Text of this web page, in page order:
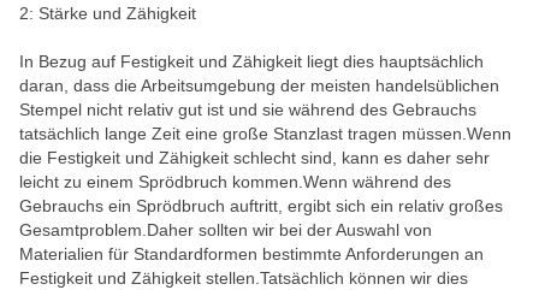
2: Stärke und Zähigkeit
In Bezug auf Festigkeit und Zähigkeit liegt dies hauptsächlich
daran, dass die Arbeitsumgebung der meisten handelsüblichen
Stempel nicht relativ gut ist und sie während des Gebrauchs
tatsächlich lange Zeit eine große Stanzlast tragen müssen.Wenn
die Festigkeit und Zähigkeit schlecht sind, kann es daher sehr
leicht zu einem Sprödbruch kommen.Wenn während des
Gebrauchs ein Sprödbruch auftritt, ergibt sich ein relativ großes
Gesamtproblem.Daher sollten wir bei der Auswahl von
Materialien für Standardformen bestimmte Anforderungen an
Festigkeit und Zähigkeit stellen.Tatsächlich können wir dies